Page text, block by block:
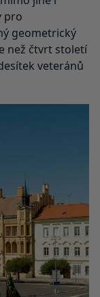
pro
geometrický
než čtvrt století
veteránů